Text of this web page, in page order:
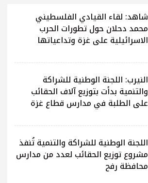
شاهد: لقاء القيادي الفلسطيني
محمد دحلان حول تطورات الحرب
الاسرائيلية على غزة وتداعياتها
النيرب: اللجنة الوطنية للشراكة
والتنمية بدأت بتوزيع آلاف الحقائب
على الطلبة في مدارس قطاع غزة
اللجنة الوطنية للشراكة والتنمية تُنفذ
مشروع توزيع الحقائب لعدد من مدارس
محافظة رفح